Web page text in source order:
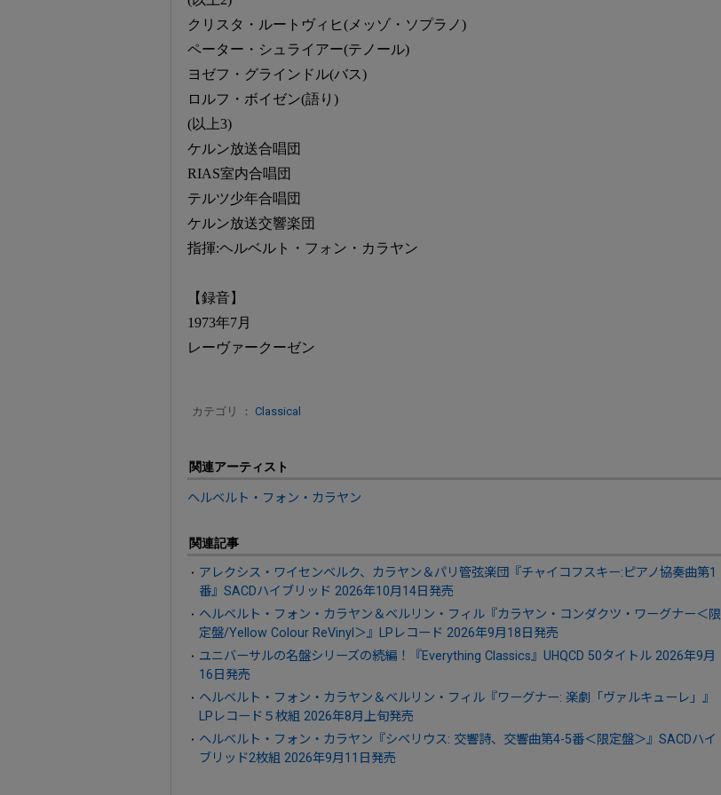
クリスタ・ルートヴィヒ(メッゾ・ソプラノ)
ペーター・シュライアー(テノール)
ヨゼフ・グラインドル(バス)
ロルフ・ボイゼン(語り)
(以上3)
ケルン放送合唱団
RIAS室内合唱団
テルツ少年合唱団
ケルン放送交響楽団
指揮:ヘルベルト・フォン・カラヤン
【録音】
1973年7月
レーヴァークーゼン
カテゴリ ： Classical
関連アーティスト
ヘルベルト・フォン・カラヤン
関連記事
アレクシス・ワイセンベルク、カラヤン＆パリ管弦楽団『チャイコフスキー:ピアノ協奏曲第1
番』SACDハイブリッド 2026年10月14日発売
ヘルベルト・フォン・カラヤン＆ベルリン・フィル『カラヤン・コンダクツ・ワーグナー＜限
定盤/Yellow Colour ReVinyl＞』LPレコード 2026年9月18日発売
ユニバーサルの名盤シリーズの続編！『Everything Classics』UHQCD 50タイトル 2026年9月
16日発売
ヘルベルト・フォン・カラヤン＆ベルリン・フィル『ワーグナー: 楽劇「ヴァルキューレ」』
LPレコード５枚組 2026年8月上旬発売
ヘルベルト・フォン・カラヤン『シベリウス: 交響詩、交響曲第4-5番＜限定盤＞』SACDハイ
ブリッド2枚組 2026年9月11日発売